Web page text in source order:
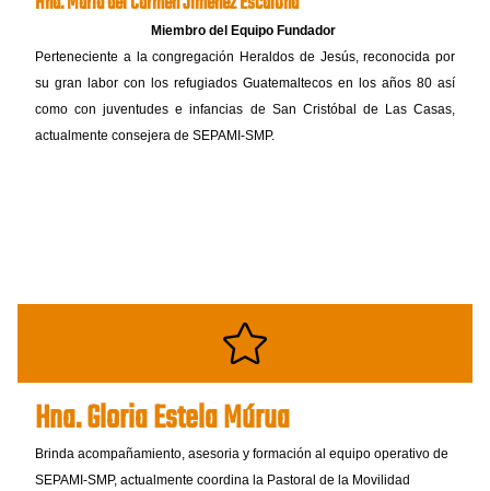
Miembro del Equipo Fundador
Perteneciente a la congregación Heraldos de Jesús, reconocida por
su gran labor con los refugiados Guatemaltecos en los años 80 así
como con juventudes e infancias de San Cristóbal de Las Casas,
actualmente consejera de SEPAMI-SMP.
Hna. Gloria Estela Múrua
Brinda acompañamiento, asesoria y formación al equipo operativo de
SEPAMI-SMP, actualmente coordina la Pastoral de la Movilidad